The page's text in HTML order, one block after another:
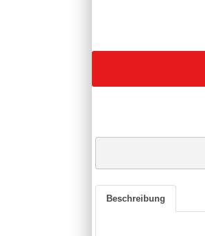
Beschreibung